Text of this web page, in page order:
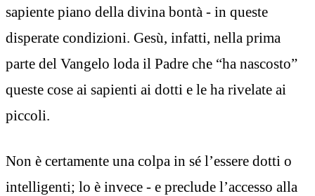
sapiente piano della divina bontà - in queste
disperate condizioni. Gesù, infatti, nella prima
parte del Vangelo loda il Padre che “ha nascosto”
queste cose ai sapienti ai dotti e le ha rivelate ai
piccoli.
Non è certamente una colpa in sé l’essere dotti o
intelligenti; lo è invece - e preclude l’accesso alla